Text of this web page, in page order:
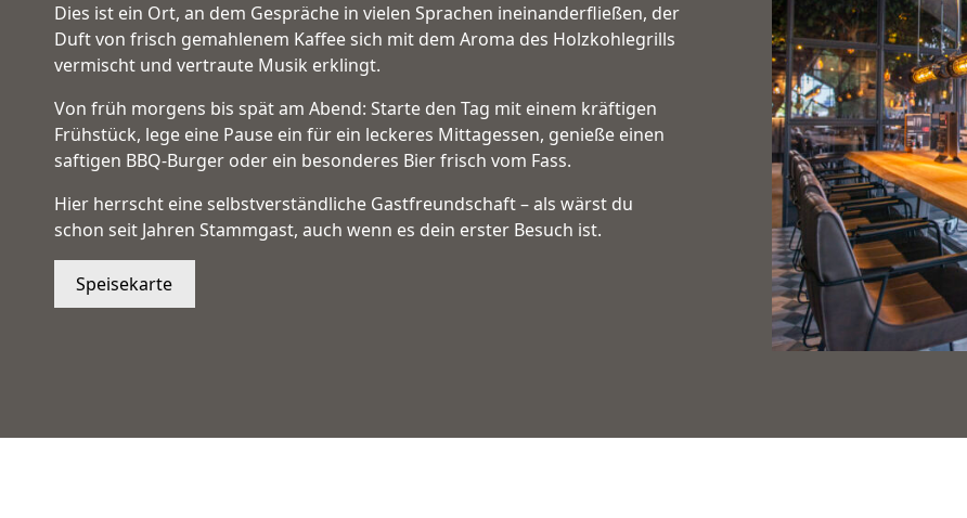
Dies ist ein Ort, an dem Gespräche in vielen Sprachen ineinanderfließen, der
Duft von frisch gemahlenem Kaffee sich mit dem Aroma des Holzkohlegrills
vermischt und vertraute Musik erklingt.
Von früh morgens bis spät am Abend: Starte den Tag mit einem kräftigen
Frühstück, lege eine Pause ein für ein leckeres Mittagessen, genieße einen
saftigen BBQ-Burger oder ein besonderes Bier frisch vom Fass.
Hier herrscht eine selbstverständliche Gastfreundschaft – als wärst du
schon seit Jahren Stammgast, auch wenn es dein erster Besuch ist.
Speisekarte